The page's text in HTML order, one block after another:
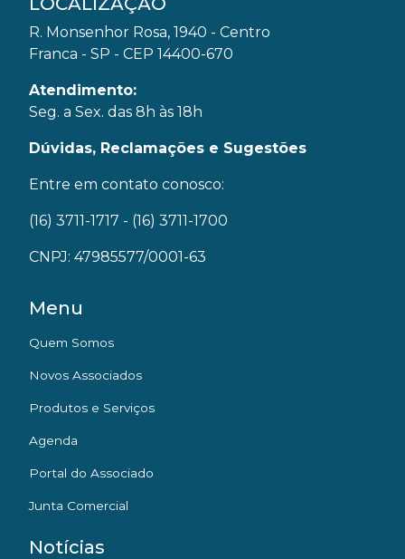
R. Monsenhor Rosa, 1940 - Centro
Franca - SP - CEP 14400-670
Atendimento:
Seg. a Sex. das 8h às 18h
Dúvidas, Reclamações e Sugestões
Entre em contato conosco:
(16) 3711-1717 - (16) 3711-1700
CNPJ: 47985577/0001-63
Menu
Quem Somos
Novos Associados
Produtos e Serviços
Agenda
Portal do Associado
Junta Comercial
Notícias